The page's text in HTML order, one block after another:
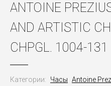
ANTOINE
AND ARTISTIC
CHPGL. 1004-131
Категории: Часы Antoine